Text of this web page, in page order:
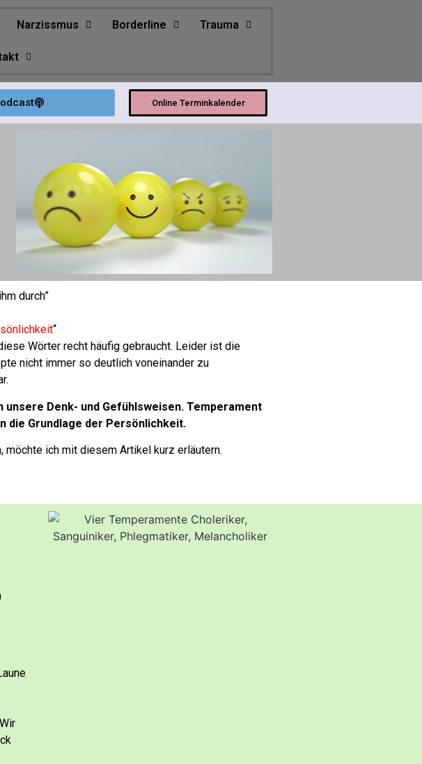
Narzissmus Borderline Trauma
Online Terminkalender
durch”
“
Wörter recht häufig gebraucht. Leider ist die
nicht immer so deutlich voneinander zu
Denk- und Gefühlsweisen. Temperament
die Grundlage der Persönlichkeit.
ich mit diesem Artikel kurz erläutern.
Wir